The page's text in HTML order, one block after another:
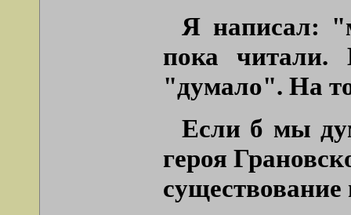
Я написал:
пока читали.
"думало". На
Если б мы
героя
существование